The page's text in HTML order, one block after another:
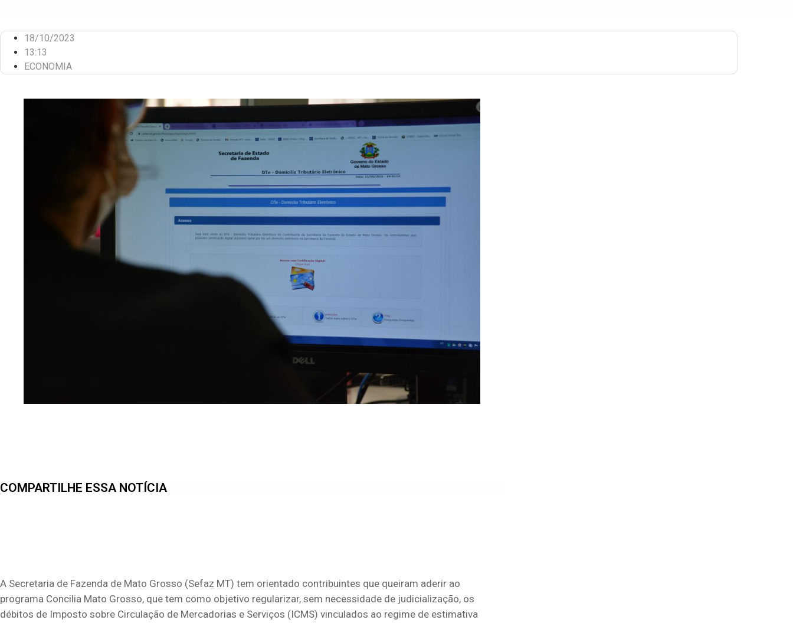
18/10/2023
13:13
ECONOMIA
COMPARTILHE ESSA NOTÍCIA
A Secretaria de Fazenda de Mato Grosso (Sefaz MT) tem orientado contribuintes que queiram aderir ao
programa Concilia Mato Grosso, que tem como objetivo regularizar, sem necessidade de judicialização, os
débitos de Imposto sobre Circulação de Mercadorias e Serviços (ICMS) vinculados ao regime de estimativa